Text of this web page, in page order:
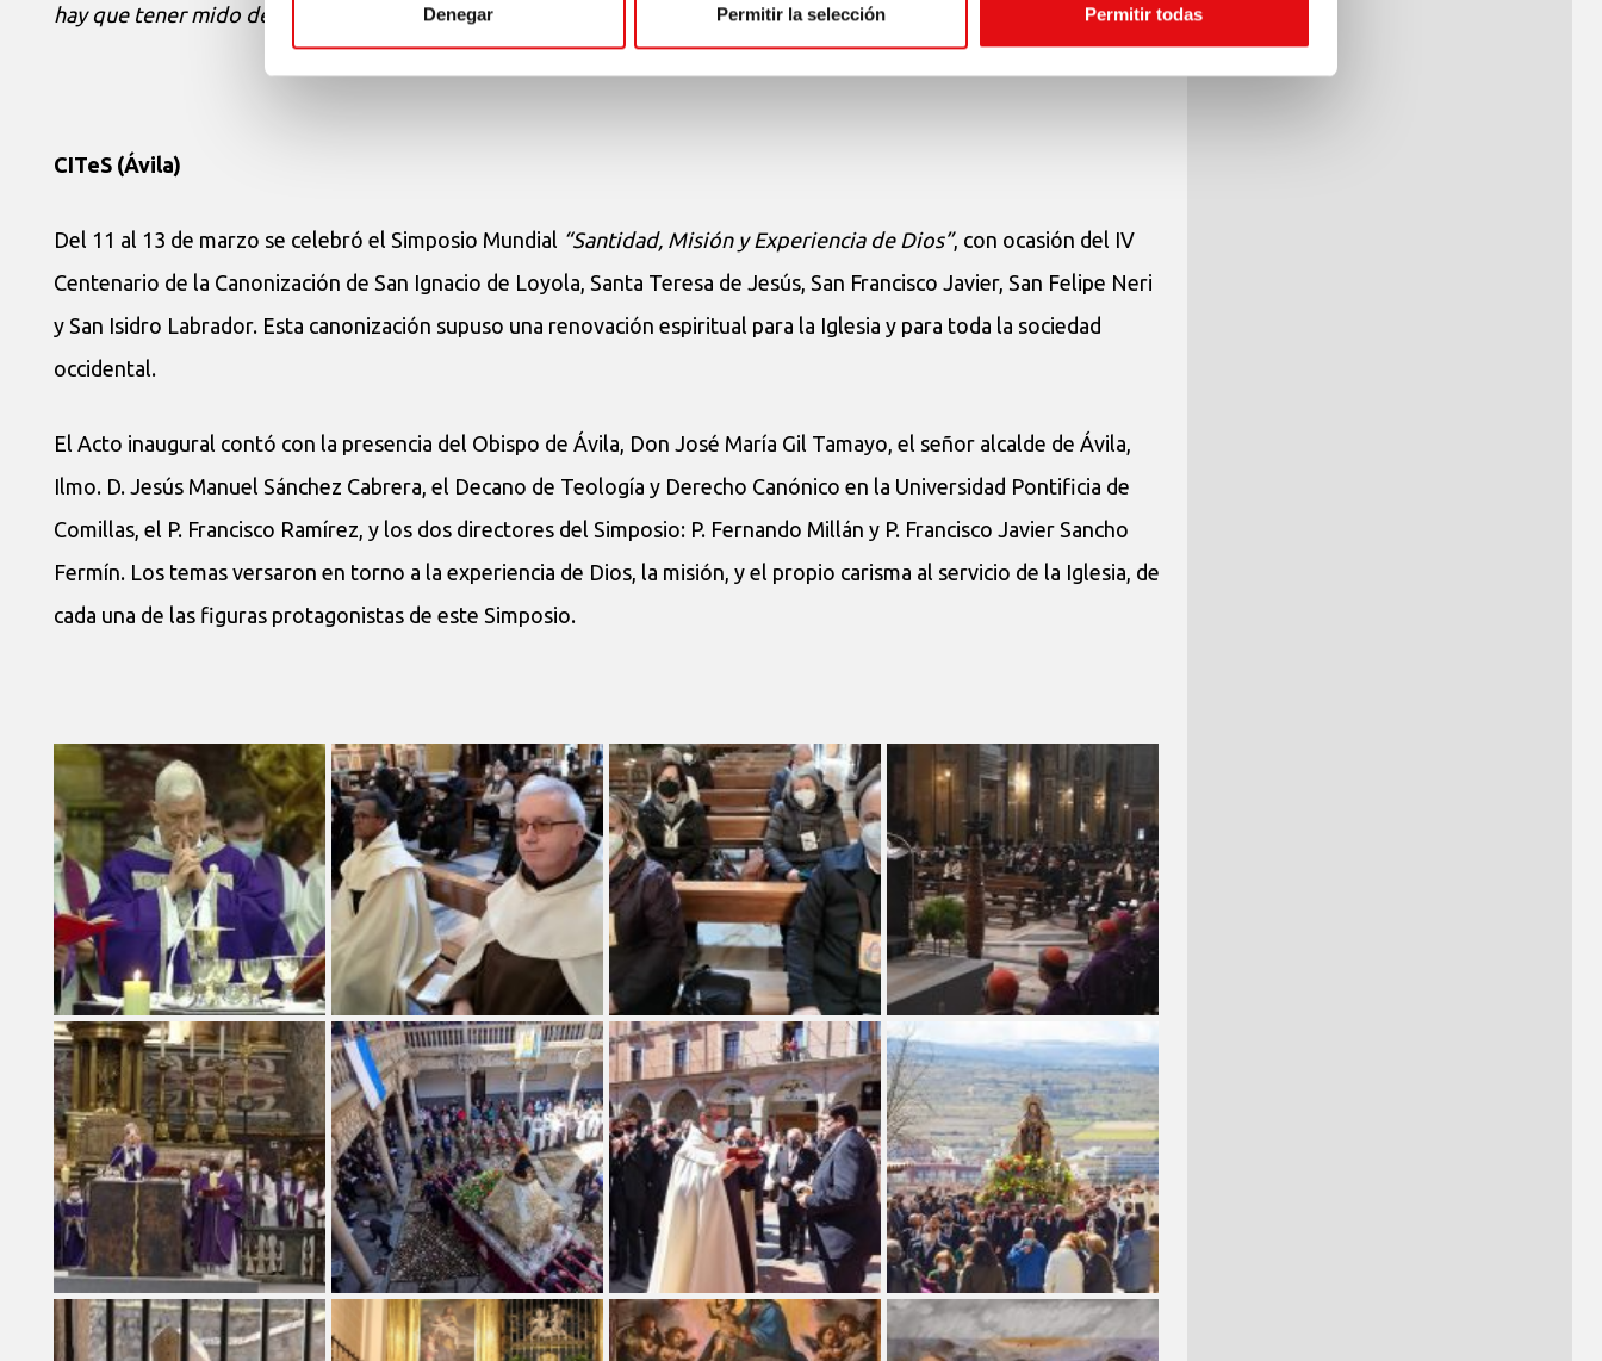
Denegar Permitir la selección Permitir todas
hay que tener mido de tocar las llagas: son las llagas del Señor».
CITeS (Ávila)
Del 11 al 13 de marzo se celebró el Simposio Mundial “Santidad, Misión y Experiencia de Dios”, con ocasión del IV
Centenario de la Canonización de San Ignacio de Loyola, Santa Teresa de Jesús, San Francisco Javier, San Felipe Neri
y San Isidro Labrador. Esta canonización supuso una renovación espiritual para la Iglesia y para toda la sociedad
occidental.
El Acto inaugural contó con la presencia del Obispo de Ávila, Don José María Gil Tamayo, el señor alcalde de Ávila,
Ilmo. D. Jesús Manuel Sánchez Cabrera, el Decano de Teología y Derecho Canónico en la Universidad Pontificia de
Comillas, el P. Francisco Ramírez, y los dos directores del Simposio: P. Fernando Millán y P. Francisco Javier Sancho
Fermín. Los temas versaron en torno a la experiencia de Dios, la misión, y el propio carisma al servicio de la Iglesia, de
cada una de las figuras protagonistas de este Simposio.